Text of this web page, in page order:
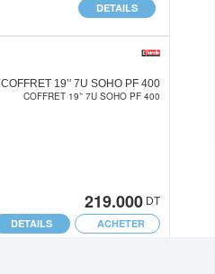
DETAILS
COFFRET 19’' 7U SOHO PF 400
COFFRET 19’' 7U SOHO PF 400
219.000 DT
ACHETER
DETAILS